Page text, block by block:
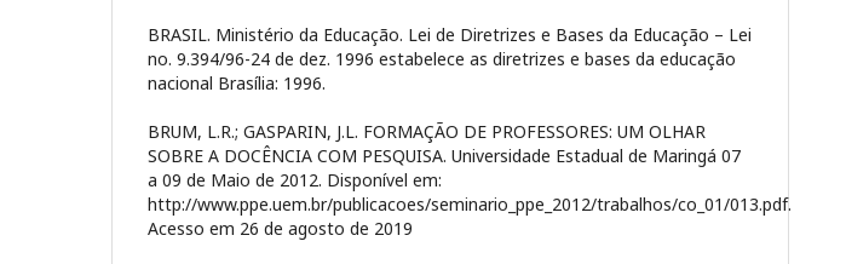
BRASIL. Ministério da Educação. Lei de Diretrizes e Bases da Educação – Lei
no. 9.394/96-24 de dez. 1996 estabelece as diretrizes e bases da educação
nacional Brasília: 1996.
BRUM, L.R.; GASPARIN, J.L. FORMAÇÃO DE PROFESSORES: UM OLHAR
SOBRE A DOCÊNCIA COM PESQUISA. Universidade Estadual de Maringá 07
a 09 de Maio de 2012. Disponível em:
http://www.ppe.uem.br/publicacoes/seminario_ppe_2012/trabalhos/co_01/013.pdf.
Acesso em 26 de agosto de 2019